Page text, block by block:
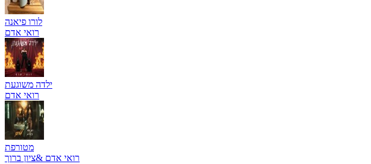
לורו פיאנה
רואי אדם
ילדה משוגעת
רואי אדם
מטורפת
רואי אדם &ציון ברוך